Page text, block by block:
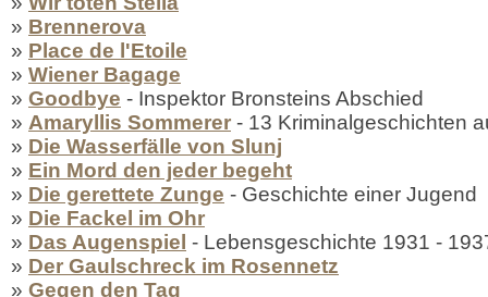
» Brennerova
» Place de l'Etoile
» Wiener Bagage
» Goodbye - Inspektor Bronsteins Abschied
» Amaryllis Sommerer - 13 Kriminalgeschichten
» Die Wasserfälle von Slunj
» Ein Mord den jeder begeht
» Die gerettete Zunge - Geschichte einer Jugend
» Die Fackel im Ohr
» Das Augenspiel - Lebensgeschichte 1931 -
» Der Gaulschreck im Rosennetz
» Gegen den Tag